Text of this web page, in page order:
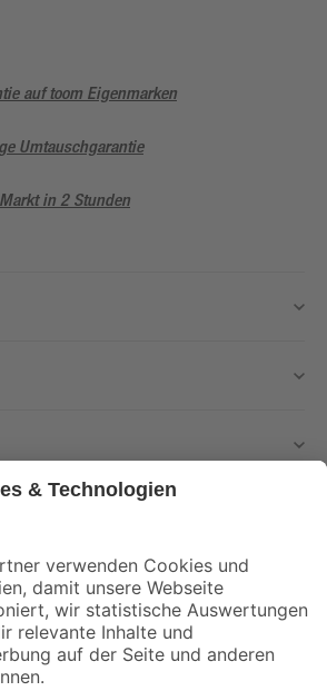
auf toom Eigenmarken
Umtauschgarantie
in 2 Stunden
Angebote und Aktionen mehr verpassen!